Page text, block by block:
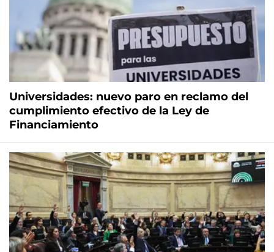
Universidades: nuevo paro en reclamo del
cumplimiento efectivo de la Ley de
Financiamiento